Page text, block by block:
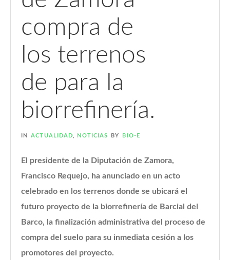
compra de
los terrenos
de para la
biorrefinería.
IN ACTUALIDAD, NOTICIAS BY BIO-E
El presidente de la Diputación de Zamora,
Francisco Requejo, ha anunciado en un acto
celebrado en los terrenos donde se ubicará el
futuro proyecto de la biorrefinería de Barcial del
Barco, la finalización administrativa del proceso de
compra del suelo para su inmediata cesión a los
promotores del proyecto.